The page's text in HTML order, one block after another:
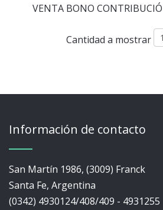
VENTA BONO
Lista de límites de paginación
Cantidad a mostrar
Información de contacto
San Martín 1986, (3009) Franck
Santa Fe, Argentina
(0342) 4930124/408/409 - 4931255